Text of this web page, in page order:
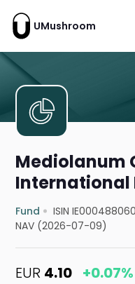
UMushroom
Mediolanum
International
Fund ISIN
NAV (2026-07-09)
EUR 4.10 +0.07%